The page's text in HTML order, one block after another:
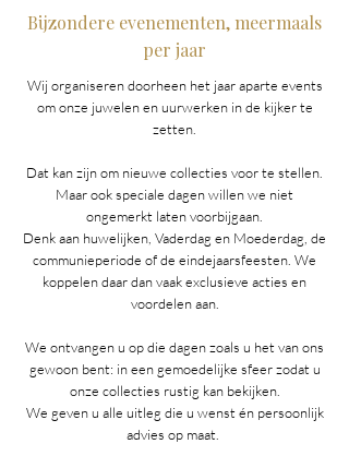
Bijzondere evenementen, meermaals
per jaar
Wij organiseren doorheen het jaar aparte events
om onze juwelen en uurwerken in de kijker te
zetten.
Dat kan zijn om nieuwe collecties voor te stellen.
Maar ook speciale dagen willen we niet
ongemerkt laten voorbijgaan.
Denk aan huwelijken, Vaderdag en Moederdag, de
communieperiode of de eindejaarsfeesten. We
koppelen daar dan vaak exclusieve acties en
voordelen aan.
We ontvangen u op die dagen zoals u het van ons
gewoon bent: in een gemoedelijke sfeer zodat u
onze collecties rustig kan bekijken.
We geven u alle uitleg die u wenst én persoonlijk
advies op maat.